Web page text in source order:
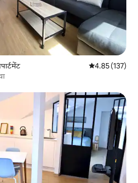
औसत रेटिंग 5 में से
4.85 (137)